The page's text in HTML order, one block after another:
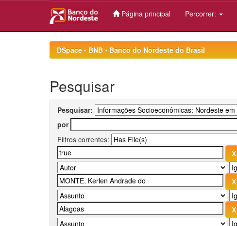
Página principal Percorrer:
DSpace - BNB - Banco do Nordeste do Brasil
Pesquisar
Pesquisar:
por
Filtros correntes: